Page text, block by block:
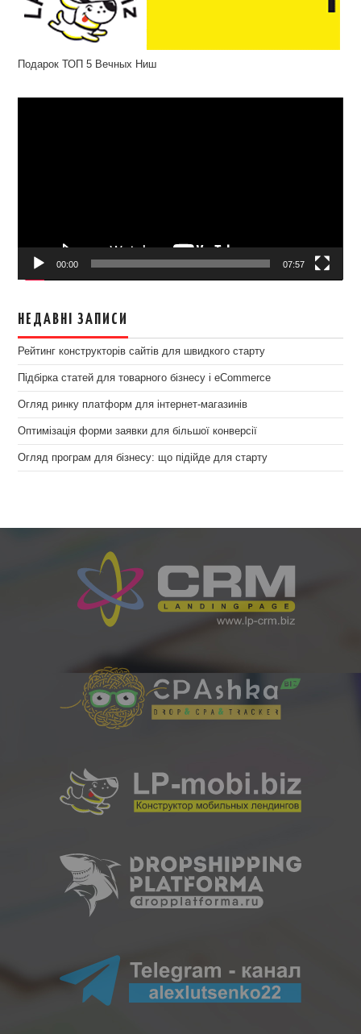
Подарок ТОП 5 Вечных Ниш
00:00 07:57
НЕДАВНІ ЗАПИСИ
Рейтинг конструкторів сайтів для швидкого старту
Підбірка статей для товарного бізнесу і eCommerce
Огляд ринку платформ для інтернет-магазинів
Оптимізація форми заявки для більшої конверсії
Огляд програм для бізнесу: що підійде для старту